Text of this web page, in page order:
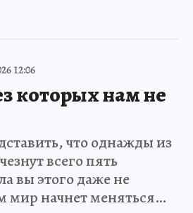
12:06
которых нам не
что однажды из
всего пять
вы этого даже не
мир начнет меняться…